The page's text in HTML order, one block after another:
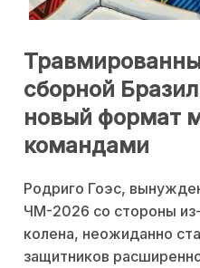
сборной
новый формат
командами
Родриго Гоэс,
ЧМ-2026 со стороны
колена, неожиданно
защитников